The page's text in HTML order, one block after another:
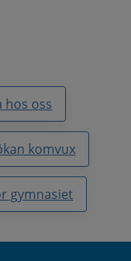
hos oss
komvux
gymnasiet